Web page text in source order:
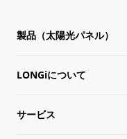
製品（太陽光パネル）
太陽電池モジュール
Hi-MO X10
LONGiについて
LONGiについて
サービス